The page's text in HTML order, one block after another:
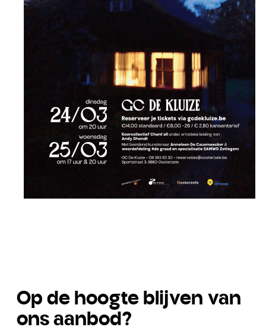
Op de hoogte blijven van
ons aanbod?